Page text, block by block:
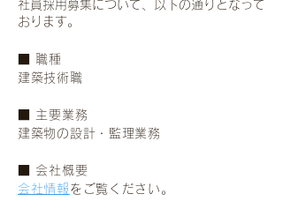
社員採用募集について、以下の通りとなって
おります。
■ 職種
建築技術職
■ 主要業務
建築物の設計・監理業務
■ 会社概要
会社情報 をご覧ください。